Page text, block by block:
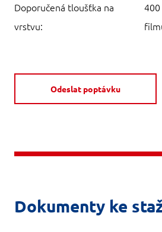
Doporučená tloušťka na
vrstvu:
Odeslat poptávku
Dokumenty ke